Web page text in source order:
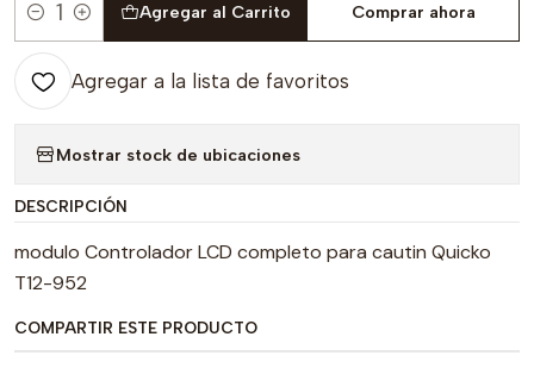
Cantidad
Agregar al Carrito Comprar ahora
Agregar a la lista de favoritos
Mostrar stock de ubicaciones
DESCRIPCIÓN
modulo Controlador LCD completo para cautin Quicko
T12-952
COMPARTIR ESTE PRODUCTO